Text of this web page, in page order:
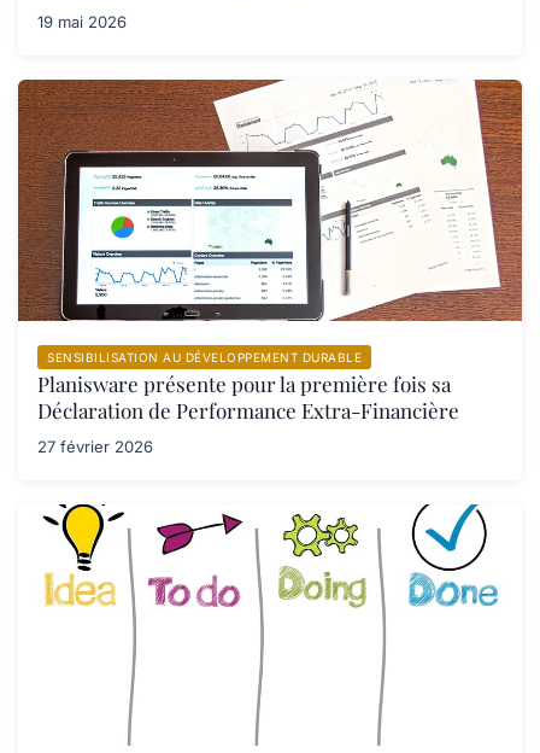
19 mai 2026
SENSIBILISATION AU DÉVELOPPEMENT DURABLE
Planisware présente pour la première fois sa
Déclaration de Performance Extra-Financière
27 février 2026